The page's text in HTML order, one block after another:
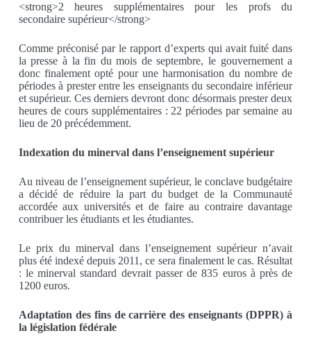
<strong>2 heures supplémentaires pour les profs du
secondaire supérieur</strong>
Comme préconisé par le rapport d’experts qui avait fuité dans
la presse à la fin du mois de septembre, le gouvernement a
donc finalement opté pour une harmonisation du nombre de
périodes à prester entre les enseignants du secondaire inférieur
et supérieur. Ces derniers devront donc désormais prester deux
heures de cours supplémentaires : 22 périodes par semaine au
lieu de 20 précédemment.
Indexation du minerval dans l’enseignement supérieur
Au niveau de l’enseignement supérieur, le conclave budgétaire
a décidé de réduire la part du budget de la Communauté
accordée aux universités et de faire au contraire davantage
contribuer les étudiants et les étudiantes.
Le prix du minerval dans l’enseignement supérieur n’avait
plus été indexé depuis 2011, ce sera finalement le cas. Résultat
: le minerval standard devrait passer de 835 euros à près de
1200 euros.
Adaptation des fins de carrière des enseignants (DPPR) à
la législation fédérale